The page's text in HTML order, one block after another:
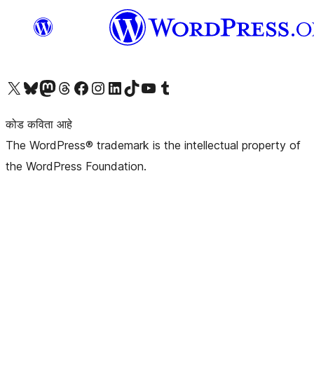
आमच्या X (एक्स) (पूर्वीचे ट्विटर) खात्याला भेट द्या आमच्या ब्लूस्की खात्याला भेट द्या.आमच्या Mastodon खात्याला भेट द्या.आमच्या थ्रेड्स खात्याला भेट द्या. आमच्या फेसबुक पेजला भेट द्या आमच्या इंस्टाग्राम खात्याला भेट द्या आमच्या लिंक्डइन खात्याला भेट द्या आमच्या टिकटॉक अकाउंटला भेट द्या.आमच्या यूट्यूब चॅनेलला भेट द्या आमच्या टंबलर खात्याला भेट द्या.
कोड कविता आहे
The WordPress® trademark is the intellectual property of
the WordPress Foundation.